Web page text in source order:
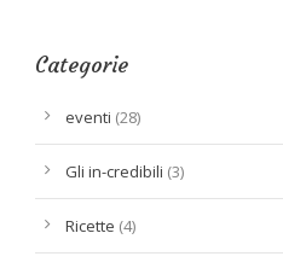
Categorie
eventi (28)
Gli in-credibili (3)
Ricette (4)